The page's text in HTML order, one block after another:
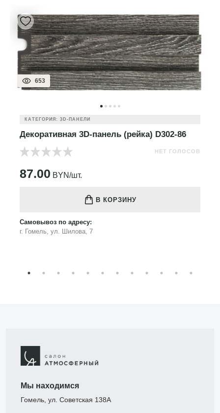
653
КАТЕГОРИЯ: 3D-ПАНЕЛИ
Декоративная 3D-панель (рейка) D302-86
НЕТ ГОЛОСОВ
87.00 BYN/шт.
В КОРЗИНУ
Самовывоз по адресу:
г. Гомель, ул. Шилова, 7
Мы находимся
Гомель, ул. Советская 138А